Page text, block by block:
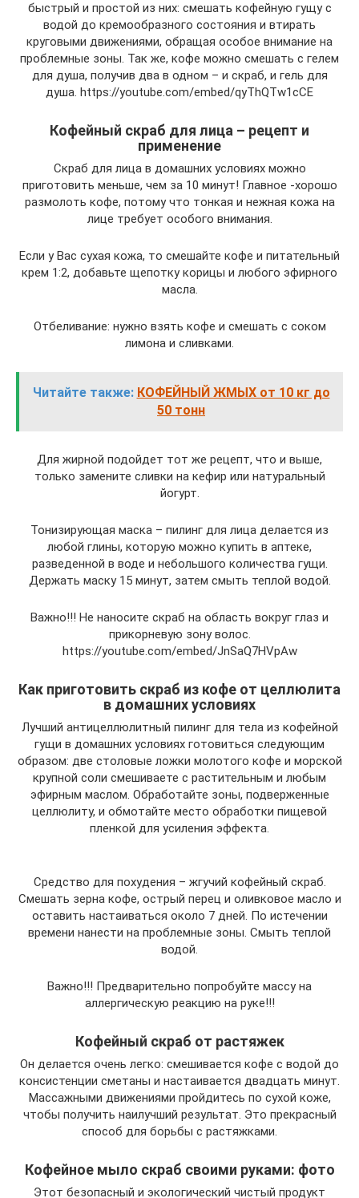
быстрый и простой из них: смешать кофейную гущу с
водой до кремообразного состояния и втирать
круговыми движениями, обращая особое внимание на
проблемные зоны. Так же, кофе можно смешать с гелем
для душа, получив два в одном – и скраб, и гель для
душа. https://youtube.com/embed/qyThQTw1cCE
Кофейный скраб для лица – рецепт и
применение
Скраб для лица в домашних условиях можно
приготовить меньше, чем за 10 минут! Главное -хорошо
размолоть кофе, потому что тонкая и нежная кожа на
лице требует особого внимания.
Если у Вас сухая кожа, то смешайте кофе и питательный
крем 1:2, добавьте щепотку корицы и любого эфирного
масла.
Отбеливание: нужно взять кофе и смешать с соком
лимона и сливками.
Читайте также: КОФЕЙНЫЙ ЖМЫХ от 10 кг до
50 тонн
Для жирной подойдет тот же рецепт, что и выше,
только замените сливки на кефир или натуральный
йогурт.
Тонизирующая маска – пилинг для лица делается из
любой глины, которую можно купить в аптеке,
разведенной в воде и небольшого количества гущи.
Держать маску 15 минут, затем смыть теплой водой.
Важно!!! Не наносите скраб на область вокруг глаз и
прикорневую зону волос.
https://youtube.com/embed/JnSaQ7HVpAw
Как приготовить скраб из кофе от целлюлита
в домашних условиях
Лучший антицеллюлитный пилинг для тела из кофейной
гущи в домашних условиях готовиться следующим
образом: две столовые ложки молотого кофе и морской
крупной соли смешиваете с растительным и любым
эфирным маслом. Обработайте зоны, подверженные
целлюлиту, и обмотайте место обработки пищевой
пленкой для усиления эффекта.
Средство для похудения – жгучий кофейный скраб.
Смешать зерна кофе, острый перец и оливковое масло и
оставить настаиваться около 7 дней. По истечении
времени нанести на проблемные зоны. Смыть теплой
водой.
Важно!!! Предварительно попробуйте массу на
аллергическую реакцию на руке!!!
Кофейный скраб от растяжек
Он делается очень легко: смешивается кофе с водой до
консистенции сметаны и настаивается двадцать минут.
Массажными движениями пройдитесь по сухой коже,
чтобы получить наилучший результат. Это прекрасный
способ для борьбы с растяжками.
Кофейное мыло скраб своими руками: фото
Этот безопасный и экологический чистый продукт